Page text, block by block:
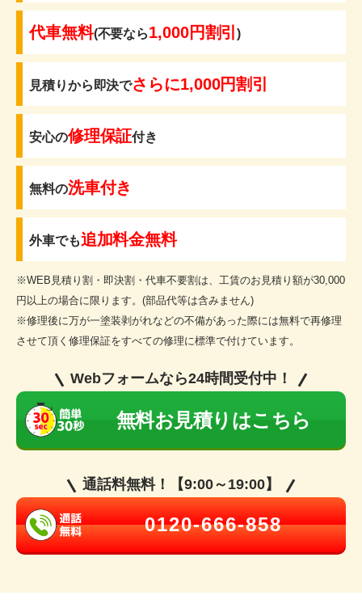
代車無料(不要なら1,000円割引)
見積りから即決でさらに1,000円割引
安心の修理保証付き
無料の洗車付き
外車でも追加料金無料
※WEB見積り割・即決割・代車不要割は、工賃のお見積り額が30,000
円以上の場合に限ります。(部品代等は含みません)
※修理後に万が一塗装剥がれなどの不備があった際には無料で再修理
させて頂く修理保証をすべての修理に標準で付けています。
Webフォームなら24時間受付中！
無料お見積りはこちら
通話料無料！【9:00～19:00】
0120-666-858